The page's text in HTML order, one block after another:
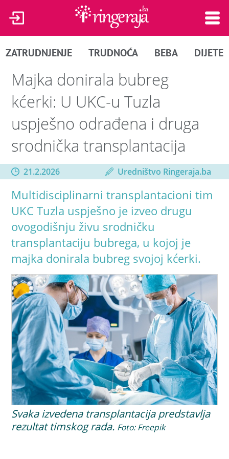
ZATRUDNJENJE TRUDNOĆA BEBA DIJETE
Majka donirala bubreg
kćerki: U UKC-u Tuzla
uspješno odrađena i druga
srodnička transplantacija
21.2.2026 Uredništvo Ringeraja.ba
Multidisciplinarni transplantacioni tim
UKC Tuzla uspješno je izveo drugu
ovogodišnju živu srodničku
transplantaciju bubrega, u kojoj je
majka donirala bubreg svojoj kćerki.
Svaka izvedena transplantacija predstavlja
rezultat timskog rada. Foto: Freepik